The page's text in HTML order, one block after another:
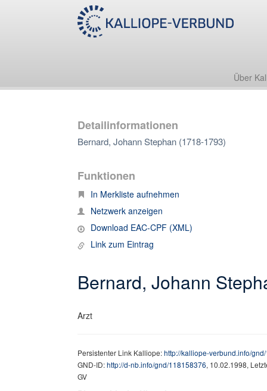
Über
Detailinformationen
Bernard, Johann Stephan (1718-1793)
Funktionen
In Merkliste aufnehmen
Netzwerk anzeigen
Download EAC-CPF (XML)
Link zum Eintrag
Bernard, Johann
Arzt
Persistenter Link Kalliope:http://kalliope-verbund.info/
GND-ID:http://d-nb.info/gnd/118158376, 10.02.1998,
GV